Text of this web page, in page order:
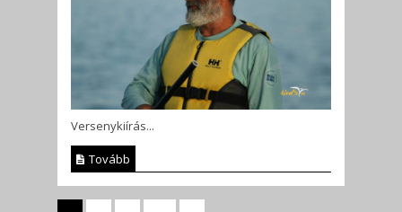
Versenykiírás...
Tovább